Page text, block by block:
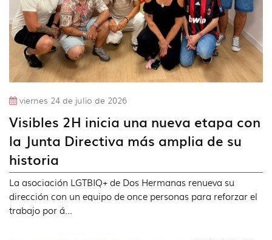
viernes 24 de julio de 2026
Visibles 2H inicia una nueva etapa con
la Junta Directiva más amplia de su
historia
La asociación LGTBIQ+ de Dos Hermanas renueva su
dirección con un equipo de once personas para reforzar el
trabajo por á...